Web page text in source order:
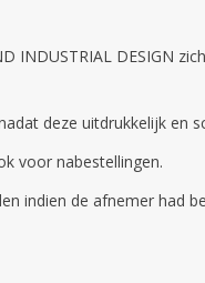
INDUSTRIAL DESIGN
deze uitdrukkelijk en
voor nabestellingen.
indien de afnemer had